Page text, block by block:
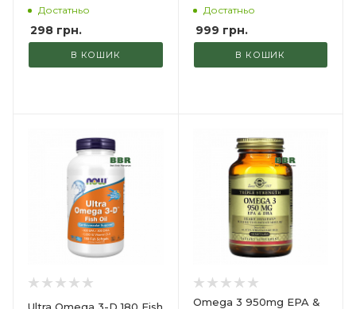
Достатньо
298 грн.
В КОШИК
Достатньо
999 грн.
В КОШИК
Omega 3 950mg EPA &